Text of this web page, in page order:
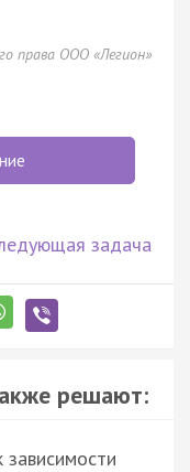
права ООО «Легион»
задача
решают:
зависимости